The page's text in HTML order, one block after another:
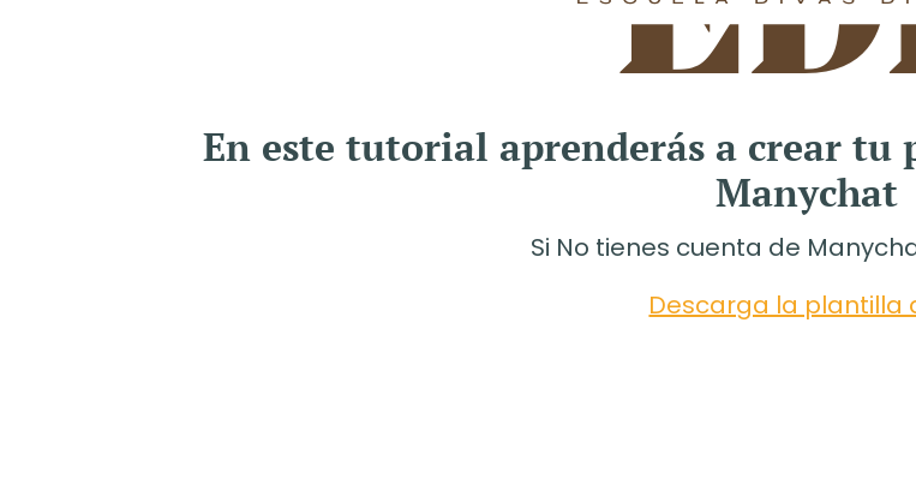
En este tutorial aprenderás a crear
Manychat
Si No tienes cuenta de
Descarga la plantilla